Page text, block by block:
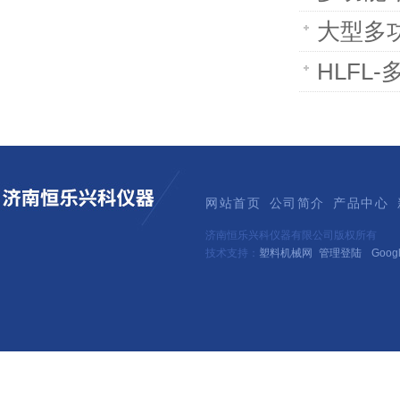
大型多
HLFL-
网站首页 公司简介 产品中心
济南恒乐兴科仪器有限公司版权所有
技术支持： 塑料机械网 管理登陆